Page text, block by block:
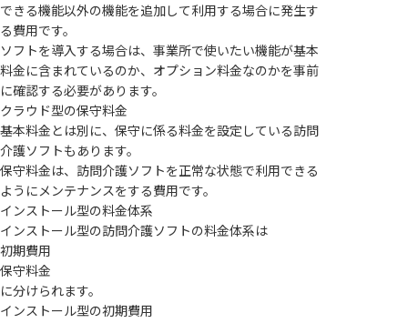
できる機能以外の機能を追加して利用する場合に発生す
る費用です。
ソフトを導入する場合は、事業所で使いたい機能が基本
料金に含まれているのか、オプション料金なのかを事前
に確認する必要があります。
クラウド型の保守料金
基本料金とは別に、保守に係る料金を設定している訪問
介護ソフトもあります。
保守料金は、訪問介護ソフトを正常な状態で利用できる
ようにメンテナンスをする費用です。
インストール型の料金体系
インストール型の訪問介護ソフトの料金体系は
初期費用
保守料金
に分けられます。
インストール型の初期費用